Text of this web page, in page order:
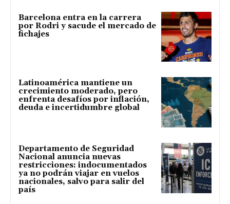
Barcelona entra en la carrera
por Rodri y sacude el mercado de
fichajes
Latinoamérica mantiene un
crecimiento moderado, pero
enfrenta desafíos por inflación,
deuda e incertidumbre global
Departamento de Seguridad
Nacional anuncia nuevas
restricciones: indocumentados
ya no podrán viajar en vuelos
nacionales, salvo para salir del
país